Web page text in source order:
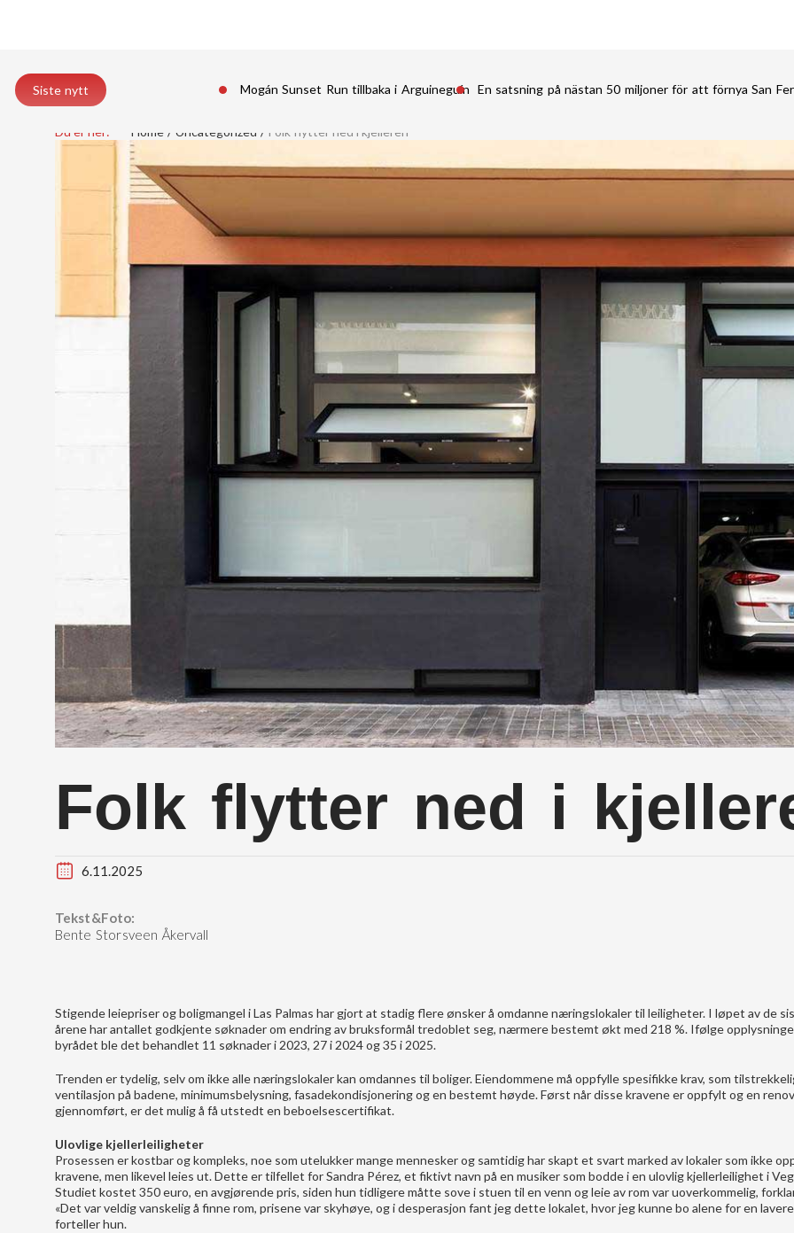
Siste nytt Mogán Sunset Run tillbaka i Arguineguín En satsning på nästan 50 miljoner för att förnya San
Du er her: Home Uncategorized Folk flytter ned i kjelleren
Folk flytter ned i
6.11.2025
Tekst&Foto:
Bente Storsveen Åkervall
Stigende leiepriser og boligmangel i Las Palmas har gjort at stadig flere ønsker å omdanne næringslokaler til leiligheter. I løpet av de
årene har antallet godkjente søknader om endring av bruksformål tredoblet seg, nærmere bestemt økt med 218 %. Ifølge
byrådet ble det behandlet 11 søknader i 2023, 27 i 2024 og 35 i 2025.
Trenden er tydelig, selv om ikke alle næringslokaler kan omdannes til boliger. Eiendommene må oppfylle spesifikke krav, som
ventilasjon på badene, minimumsbelysning, fasadekondisjonering og en bestemt høyde. Først når disse kravene er oppfylt og en
gjennomført, er det mulig å få utstedt en beboelsescertifikat.
Ulovlige kjellerleiligheter
Prosessen er kostbar og kompleks, noe som utelukker mange mennesker og samtidig har skapt et svart marked av lokaler som ikke
kravene, men likevel leies ut. Dette er tilfellet for Sandra Pérez, et fiktivt navn på en musiker som bodde i en ulovlig kjellerleilighet i
Studiet kostet 350 euro, en avgjørende pris, siden hun tidligere måtte sove i stuen til en venn og leie av rom var uoverkommelig,
«Det var veldig vanskelig å finne rom, prisene var skyhøye, og i desperasjon fant jeg dette lokalet, hvor jeg kunne bo alene for en lavere
forteller hun.